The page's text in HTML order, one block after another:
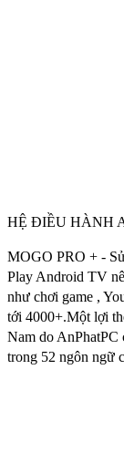
HỆ ĐIỀU HÀNH
MOGO PRO + -
Play Android TV
như chơi game ,
tới 4000+.Một lợi
Nam do AnPhatPC
trong 52 ngôn ngữ